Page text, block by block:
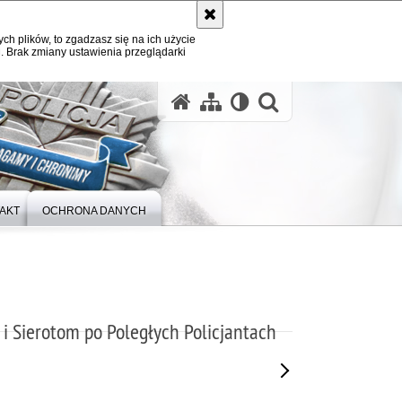
plików, to zgadzasz się na ich użycie
zmiany ustawienia przeglądarki
OCHRONA DANYCH
Sierotom po Poległych Policjantach